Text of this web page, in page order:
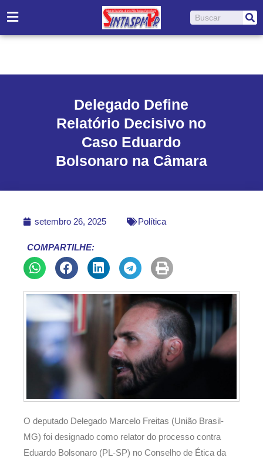
para
o
Pesquisar
Delegado Define
Relatório Decisivo no
Caso Eduardo
Bolsonaro na Câmara
setembro 26, 2025 Política
COMPARTILHE:
O deputado Delegado Marcelo Freitas (União Brasil-
MG) foi designado como relator do processo contra
Eduardo Bolsonaro (PL-SP) no Conselho de Ética da